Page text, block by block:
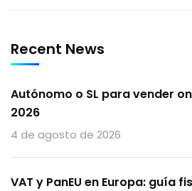
Recent News
Autónomo o SL para vender
2026
4 de agosto de 2026
VAT y PanEU en Europa: guía